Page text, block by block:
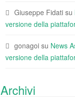
Giuseppe Fidati su
versione della
gonagoi su News
versione della
Archivi